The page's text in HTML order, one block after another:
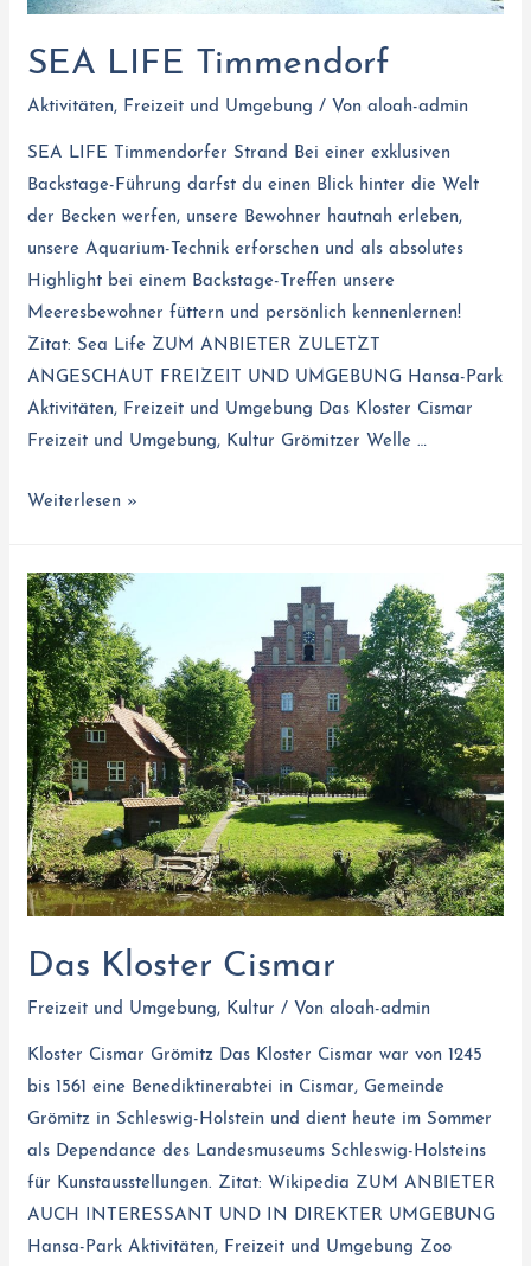
SEA LIFE Timmendorf
Aktivitäten, Freizeit und Umgebung / Vonaloah-admin
SEA LIFE Timmendorfer Strand Bei einer exklusiven
Backstage-Führung darfst du einen Blick hinter die Welt
der Becken werfen, unsere Bewohner hautnah erleben,
unsere Aquarium-Technik erforschen und als absolutes
Highlight bei einem Backstage-Treffen unsere
Meeresbewohner füttern und persönlich kennenlernen!
Zitat: Sea Life ZUM ANBIETER ZULETZT
ANGESCHAUT FREIZEIT UND UMGEBUNG Hansa-Park
Aktivitäten, Freizeit und Umgebung Das Kloster Cismar
Freizeit und Umgebung, Kultur Grömitzer Welle …
Weiterlesen »
Das Kloster Cismar
Freizeit und Umgebung, Kultur / Vonaloah-admin
Kloster Cismar Grömitz Das Kloster Cismar war von 1245
bis 1561 eine Benediktinerabtei in Cismar, Gemeinde
Grömitz in Schleswig-Holstein und dient heute im Sommer
als Dependance des Landesmuseums Schleswig-Holsteins
für Kunstausstellungen. Zitat: Wikipedia ZUM ANBIETER
AUCH INTERESSANT UND IN DIREKTER UMGEBUNG
Hansa-Park Aktivitäten, Freizeit und Umgebung Zoo